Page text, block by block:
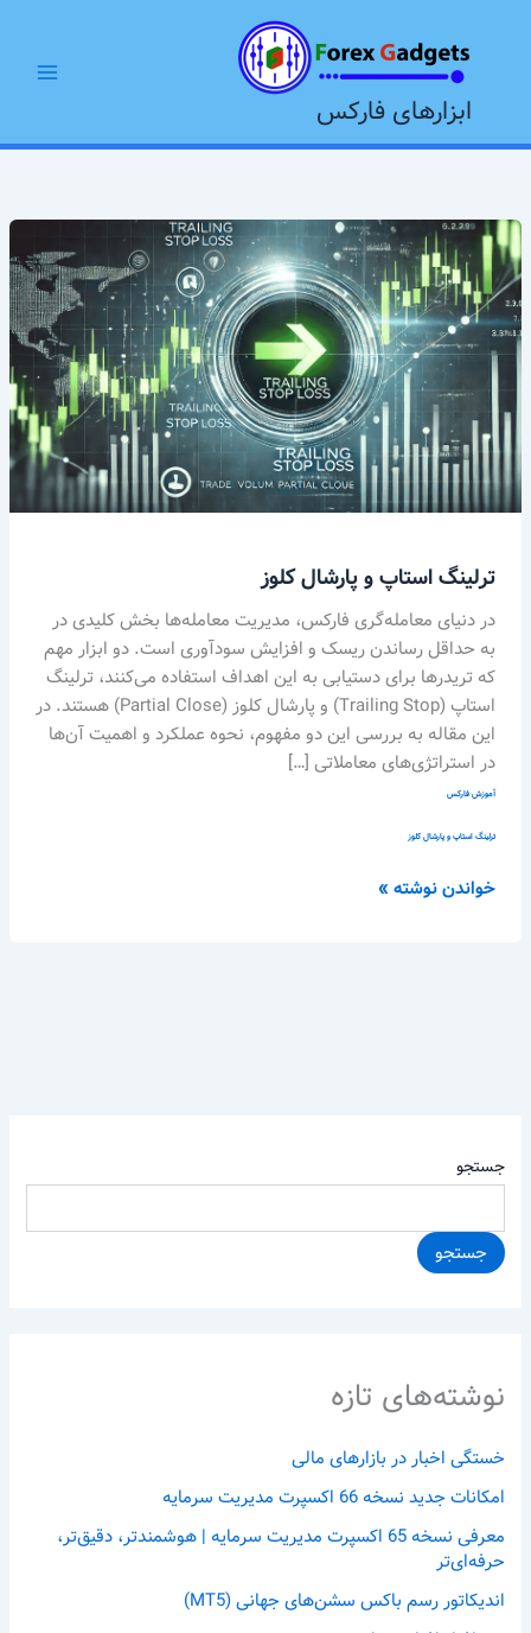
ابزارهای فارکس
Menu
جستجو
جستجو
نوشته‌های تازه
خستگی اخبار در بازارهای مالی
امکانات جدید نسخه 66 اکسپرت مدیریت سرمایه
معرفی نسخه 65 اکسپرت مدیریت سرمایه | هوشمندتر، دقیق‌تر،
حرفه‌ای‌تر
اندیکاتور رسم باکس سشن‌های جهانی (MT5)
ترلینگ استاپ و پارشال کلوز
در دنیای معامله‌گری فارکس، مدیریت معامله‌ها بخش کلیدی در
به حداقل رساندن ریسک و افزایش سودآوری است. دو ابزار مهم
که تریدرها برای دستیابی به این اهداف استفاده می‌کنند، ترلینگ
استاپ (Trailing Stop) و پارشال کلوز (Partial Close) هستند. در
این مقاله به بررسی این دو مفهوم، نحوه عملکرد و اهمیت آن‌ها
در استراتژی‌های معاملاتی […]
آموزش فارکس
ترلینگ استاپ و پارشال کلوز
ترلینگ
استاپ
و
پارشال
کلوز
خواندن نوشته »